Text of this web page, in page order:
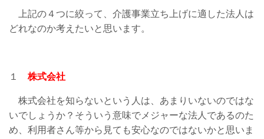
上記の４つに絞って、介護事業立ち上げに適した法人は
どれなのか考えたいと思います。
１ 株式会社
株式会社を知らないという人は、あまりいないのではな
いでしょうか？そういう意味でメジャーな法人であるのた
め、利用者さん等から見ても安心なのではないかと思いま